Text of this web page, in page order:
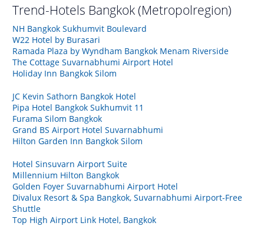
Trend-Hotels Bangkok (Metropolregion)
NH Bangkok Sukhumvit Boulevard
W22 Hotel by Burasari
Ramada Plaza by Wyndham Bangkok Menam Riverside
The Cottage Suvarnabhumi Airport Hotel
Holiday Inn Bangkok Silom
JC Kevin Sathorn Bangkok Hotel
Pipa Hotel Bangkok Sukhumvit 11
Furama Silom Bangkok
Grand BS Airport Hotel Suvarnabhumi
Hilton Garden Inn Bangkok Silom
Hotel Sinsuvarn Airport Suite
Millennium Hilton Bangkok
Golden Foyer Suvarnabhumi Airport Hotel
Divalux Resort & Spa Bangkok, Suvarnabhumi Airport-Free
Shuttle
Top High Airport Link Hotel, Bangkok